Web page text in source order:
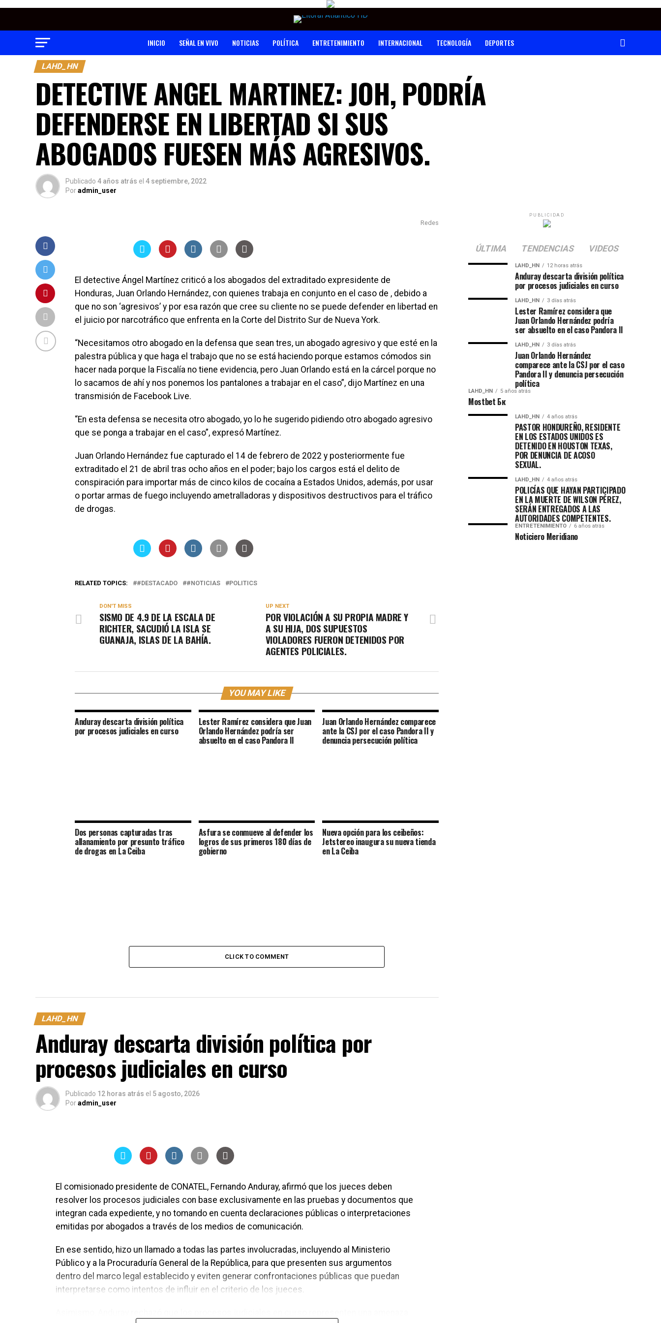
INICIO SEÑAL EN VIVO NOTICIAS POLÍTICA ENTRETENIMIENTO INTERNACIONAL TECNOLOGÍA DEPORTES
LAHD_HN
DETECTIVE ANGEL MARTINEZ: JOH, PODRÍA
DEFENDERSE EN LIBERTAD SI SUS
ABOGADOS FUESEN MÁS AGRESIVOS.
Publicado 4 años atrás el 4 septiembre, 2022
Poradmin_user
Redes
El detective Ángel Martínez criticó a los abogados del extraditado expresidente de
Honduras, Juan Orlando Hernández, con quienes trabaja en conjunto en el caso de , debido a
que no son ‘agresivos’ y por esa razón que cree su cliente no se puede defender en libertad en
el juicio por narcotráfico que enfrenta en la Corte del Distrito Sur de Nueva York.
“Necesitamos otro abogado en la defensa que sean tres, un abogado agresivo y que esté en la
palestra pública y que haga el trabajo que no se está haciendo porque estamos cómodos sin
hacer nada porque la Fiscalía no tiene evidencia, pero Juan Orlando está en la cárcel porque no
lo sacamos de ahí y nos ponemos los pantalones a trabajar en el caso”, dijo Martínez en una
transmisión de Facebook Live.
“En esta defensa se necesita otro abogado, yo lo he sugerido pidiendo otro abogado agresivo
que se ponga a trabajar en el caso”, expresó Martínez.
Juan Orlando Hernández fue capturado el 14 de febrero de 2022 y posteriormente fue
extraditado el 21 de abril tras ocho años en el poder; bajo los cargos está el delito de
conspiración para importar más de cinco kilos de cocaína a Estados Unidos, además, por usar
o portar armas de fuego incluyendo ametralladoras y dispositivos destructivos para el tráfico
de drogas.
RELATED TOPICS: #DESTACADO #NOTICIAS POLITICS
UP NEXT
POR VIOLACIÓN A SU PROPIA MADRE Y
A SU HIJA, DOS SUPUESTOS
VIOLADORES FUERON DETENIDOS POR
AGENTES POLICIALES.
DON'T MISS
SISMO DE 4.9 DE LA ESCALA DE
RICHTER, SACUDIÓ LA ISLA SE
GUANAJA, ISLAS DE LA BAHÍA.
YOU MAY LIKE
Anduray descarta división política
por procesos judiciales en curso
Lester Ramírez considera que Juan
Orlando Hernández podría ser
absuelto en el caso Pandora II
Juan Orlando Hernández comparece
ante la CSJ por el caso Pandora II y
denuncia persecución política
Dos personas capturadas tras
allanamiento por presunto tráfico
de drogas en La Ceiba
Asfura se conmueve al defender los
logros de sus primeros 180 días de
gobierno
Nueva opción para los ceibeños:
Jetstereo inaugura su nueva tienda
en La Ceiba
CLICK TO COMMENT
LAHD_HN
Anduray descarta división política por
procesos judiciales en curso
Publicado 12 horas atrás el 5 agosto, 2026
Poradmin_user
El comisionado presidente de CONATEL, Fernando Anduray, afirmó que los jueces deben
resolver los procesos judiciales con base exclusivamente en las pruebas y documentos que
integran cada expediente, y no tomando en cuenta declaraciones públicas o interpretaciones
emitidas por abogados a través de los medios de comunicación.
En ese sentido, hizo un llamado a todas las partes involucradas, incluyendo al Ministerio
Público y a la Procuraduría General de la República, para que presenten sus argumentos
dentro del marco legal establecido y eviten generar confrontaciones públicas que puedan
interpretarse como intentos de influir en el criterio de los jueces.
PUBLICIDAD
ÚLTIMA TENDENCIAS VIDEOS
LAHD_HN 12 horas atrás
Anduray descarta división política
por procesos judiciales en curso
LAHD_HN 3 días atrás
Lester Ramírez considera que
Juan Orlando Hernández podría
ser absuelto en el caso Pandora II
LAHD_HN 3 días atrás
Juan Orlando Hernández
comparece ante la CSJ por el caso
Pandora II y denuncia persecución
política
LAHD_HN 5 años atrás
Mostbet Бк
LAHD_HN 4 años atrás
PASTOR HONDUREÑO, RESIDENTE
EN LOS ESTADOS UNIDOS ES
DETENIDO EN HOUSTON TEXAS,
POR DENUNCIA DE ACOSO
SEXUAL.
LAHD_HN 4 años atrás
POLICÍAS QUE HAYAN PARTICIPADO
EN LA MUERTE DE WILSON PÉREZ,
SERÁN ENTREGADOS A LAS
AUTORIDADES COMPETENTES.
ENTRETENIMIENTO 6 años atrás
Noticiero Meridiano